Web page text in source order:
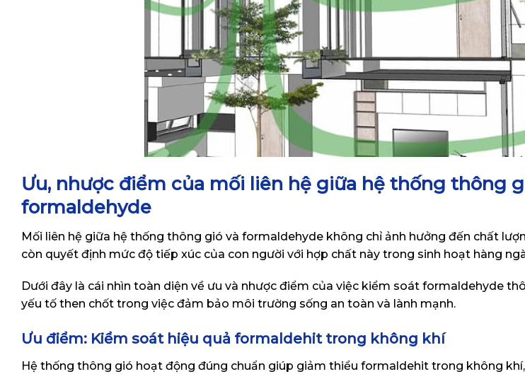
Ưu, nhược điểm của mối liên hệ giữa hệ thống thông
formaldehyde
Mối liên hệ giữa hệ thống thông gió và formaldehyde không chỉ ảnh hưởng đến chất
còn quyết định mức độ tiếp xúc của con người với hợp chất này trong sinh hoạt hàng
Dưới đây là cái nhìn toàn diện về ưu và nhược điểm của việc kiểm soát formaldehyde
yếu tố then chốt trong việc đảm bảo môi trường sống an toàn và lành mạnh.
Ưu điểm: Kiểm soát hiệu quả formaldehit trong không khí
Hệ thống thông gió hoạt động đúng chuẩn giúp giảm thiểu formaldehit trong không